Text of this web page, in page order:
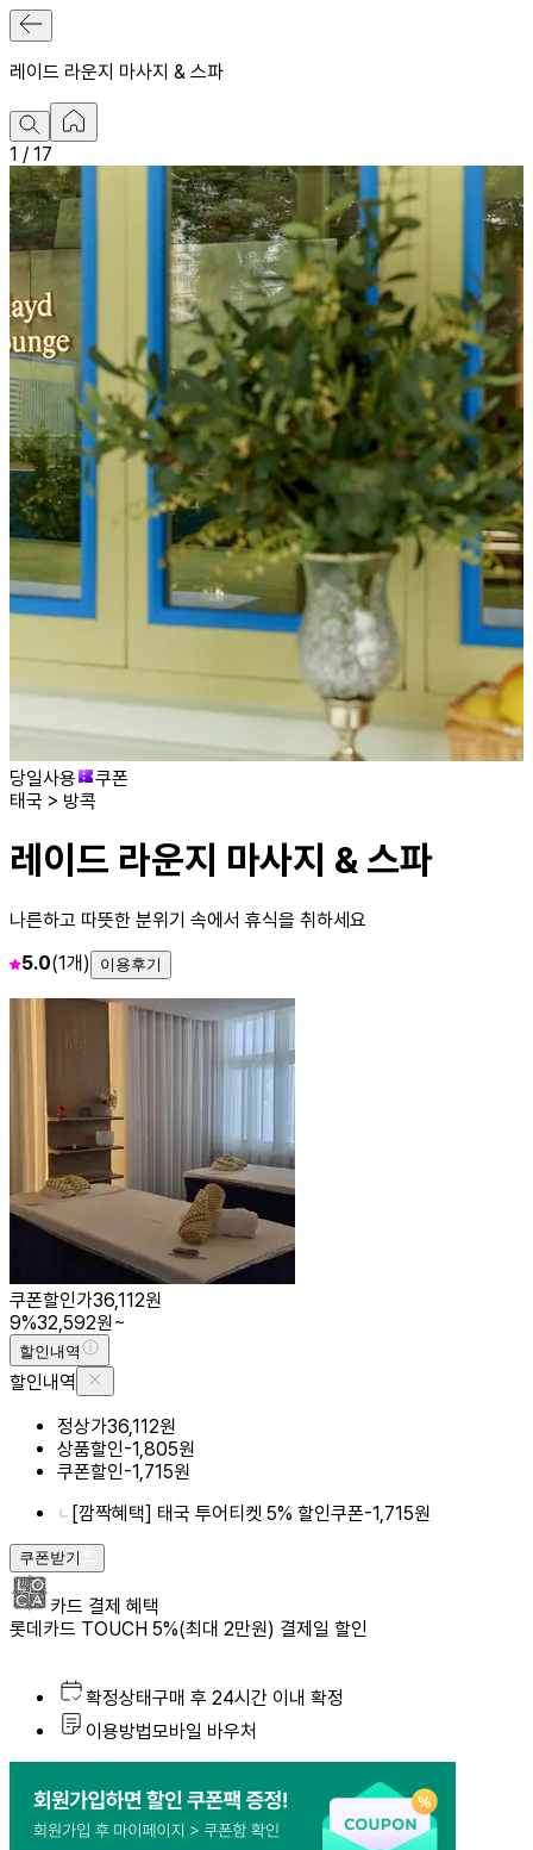
레이드 라운지 마사지 & 스파
1 / 17
당일사용
쿠폰
태국 > 방콕
레이드 라운지 마사지 & 스파
나른하고 따뜻한 분위기 속에서 휴식을 취하세요
5.0(1개) 이용후기
쿠폰할인가36,112원
9%32,592원~
할인내역
할인내역
기
정상가36,112원
상품할인-1,805원
쿠폰할인-1,715원
[깜짝혜택] 태국 투어티켓 5% 할인쿠폰-1,715원
쿠폰받기
카드 결제 혜택
롯데카드 TOUCH 5%(최대 2만원) 결제일 할인
요
확정상태구매 후 24시간 이내 확정
이용방법모바일 바우처